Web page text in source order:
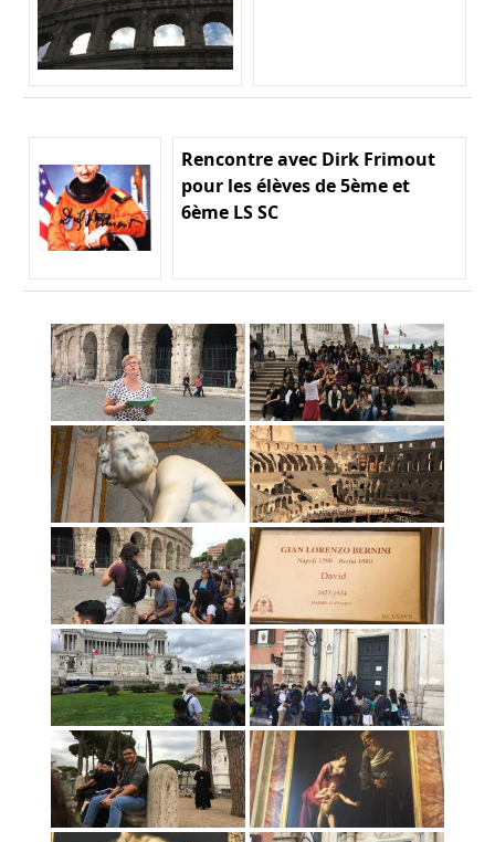
Rencontre avec Dirk Frimout
pour les élèves de 5ème et
6ème LS SC